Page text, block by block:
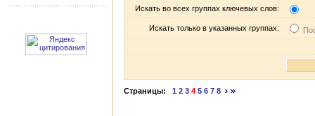
Искать во всех группах ключевых слов:
Искать только в указанных группах:
Страницы: 1 2 3 4 5 6 7 8